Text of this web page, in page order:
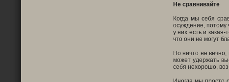
Не сравнивайте
Когда мы себя
осуждение, потому
у них есть и
что они не могут
Но ничто не
может удержать
себя нехорошо,